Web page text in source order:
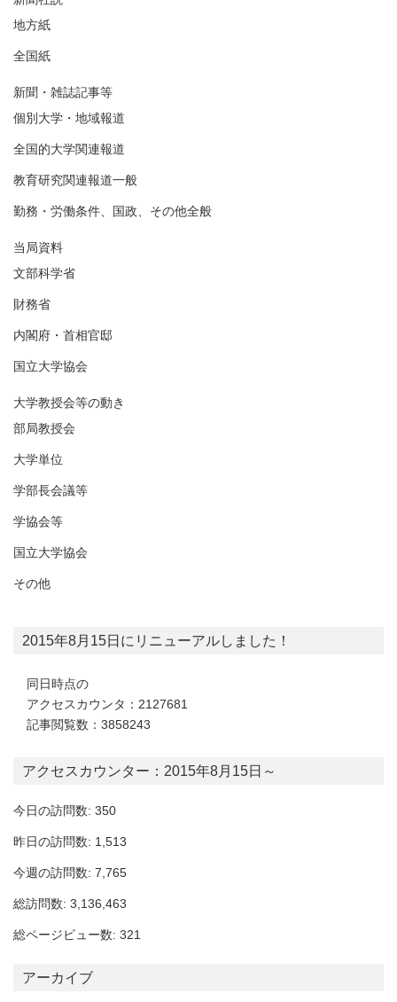
地方紙
全国紙
新聞・雑誌記事等
個別大学・地域報道
全国的大学関連報道
教育研究関連報道一般
勤務・労働条件、国政、その他全般
当局資料
文部科学省
財務省
内閣府・首相官邸
国立大学協会
大学教授会等の動き
部局教授会
大学単位
学部長会議等
学協会等
国立大学協会
その他
2015年8月15日にリニューアルしました！
同日時点の
アクセスカウンタ：2127681
記事閲覧数：3858243
アクセスカウンター：2015年8月15日～
今日の訪問数: 350
昨日の訪問数: 1,513
今週の訪問数: 7,765
総訪問数: 3,136,463
総ページビュー数: 321
アーカイブ